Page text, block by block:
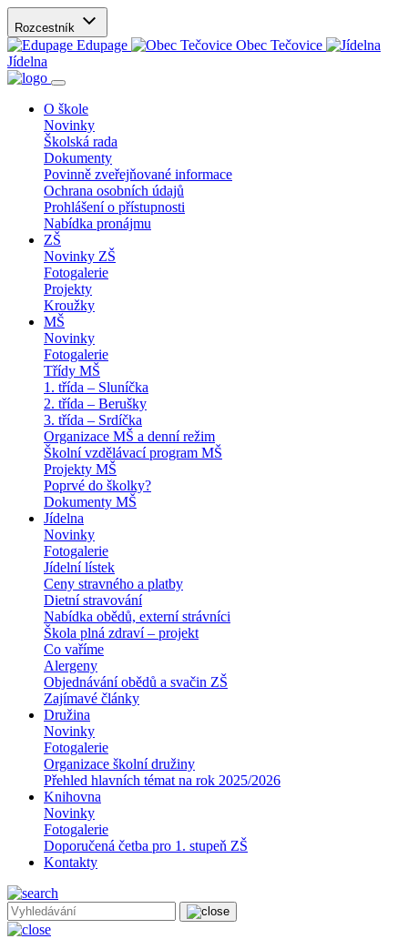
Rozcestník
Edupage
Obec Tečovice
Jídelna
O škole
Novinky
Školská rada
Dokumenty
Povinně zveřejňované informace
Ochrana osobních údajů
Prohlášení o přístupnosti
Nabídka pronájmu
ZŠ
Novinky ZŠ
Fotogalerie
Projekty
Kroužky
MŠ
Novinky
Fotogalerie
Třídy MŠ
1. třída – Sluníčka
2. třída – Berušky
3. třída – Srdíčka
Organizace MŠ a denní režim
Školní vzdělávací program MŠ
Projekty MŠ
Poprvé do školky?
Dokumenty MŠ
Jídelna
Novinky
Fotogalerie
Jídelní lístek
Ceny stravného a platby
Dietní stravování
Nabídka obědů, externí strávníci
Škola plná zdraví – projekt
Co vaříme
Alergeny
Objednávání obědů a svačin ZŠ
Zajímavé články
Družina
Novinky
Fotogalerie
Organizace školní družiny
Přehled hlavních témat na rok 2025/2026
Knihovna
Novinky
Fotogalerie
Doporučená četba pro 1. stupeň ZŠ
Kontakty